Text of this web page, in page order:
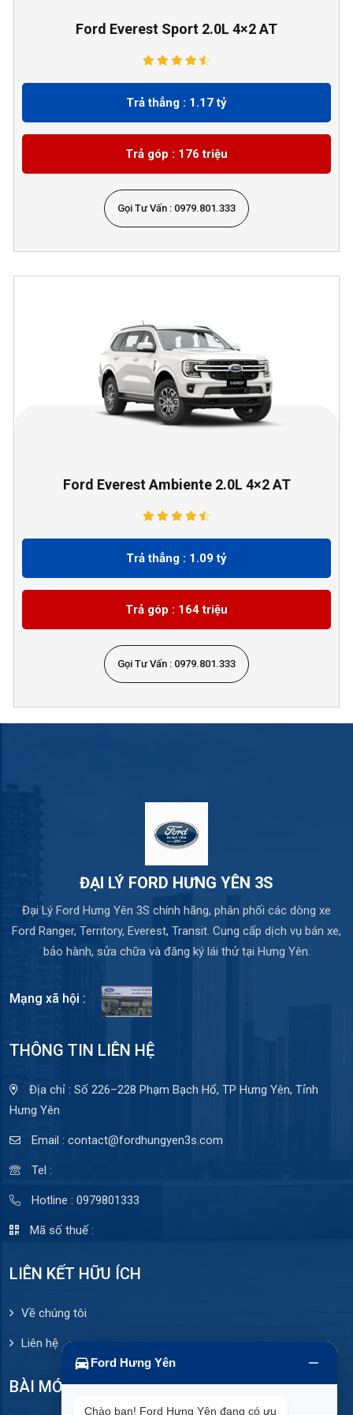
Ford Everest Sport 2.0L 4×2 AT
Trả thẳng : 1.17 tỷ
Trả góp : 176 triệu
Gọi Tư Vấn : 0979.801.333
Ford Everest Ambiente 2.0L 4×2 AT
Trả thẳng : 1.09 tỷ
Trả góp : 164 triệu
Gọi Tư Vấn : 0979.801.333
ĐẠI LÝ FORD HƯNG YÊN 3S
Đại Lý Ford Hưng Yên 3S chính hãng, phân phối các dòng xe
Ford Ranger, Territory, Everest, Transit. Cung cấp dịch vụ bán xe,
bảo hành, sửa chữa và đăng ký lái thử tại Hưng Yên.
Mạng xã hội :
THÔNG TIN LIÊN HỆ
Địa chỉ : Số 226–228 Phạm Bạch Hổ, TP Hưng Yên, Tỉnh
Hưng Yên
Email : contact@fordhungyen3s.com
Tel :
Hotline : 0979801333
Mã số thuế :
LIÊN KẾT HỮU ÍCH
Về chúng tôi
Liên hệ
BÀI MỚI ĐĂNG
Ford Hưng Yên
Chào bạn! Ford Hưng Yên đang có ưu